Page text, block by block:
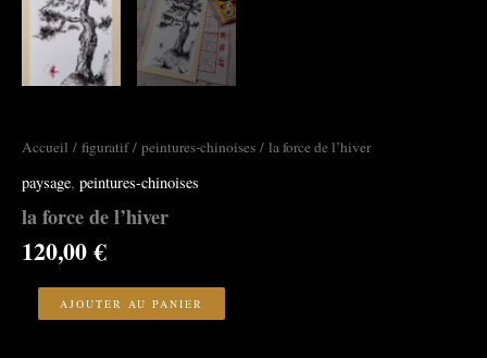
Accueil / figuratif/ peintures-chinoises / la force de l’hiver
paysage, peintures-chinoises
la force de l’hiver
120,00€
AJOUTER AU PANIER